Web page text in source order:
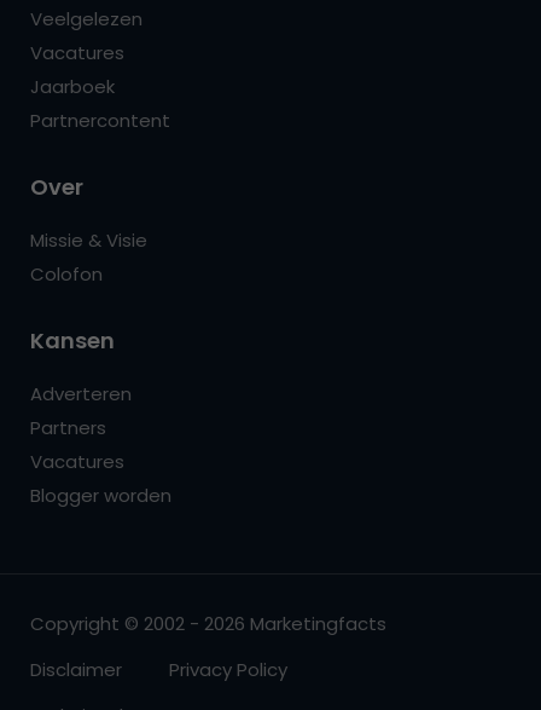
Veelgelezen
Vacatures
Jaarboek
Partnercontent
Over
Missie & Visie
Colofon
Kansen
Adverteren
Partners
Vacatures
Blogger worden
Copyright © 2002 - 2026 Marketingfacts
Disclaimer
Privacy Policy